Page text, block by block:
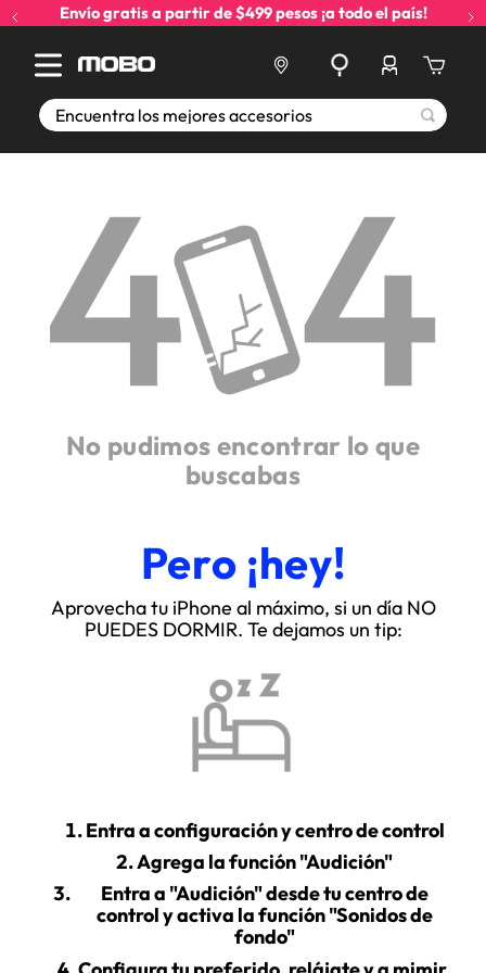
Envío gratis a partir de $499 pesos ¡a todo el país!
Encuentra los mejores accesorios
No pudimos encontrar lo que
buscabas
Pero ¡hey!
Aprovecha tu iPhone al máximo, si un día NO
PUEDES DORMIR. Te dejamos un tip:
Entra a configuración y centro de control
Agrega la función "Audición"
Entra a "Audición" desde tu centro de
control y activa la función "Sonidos de
fondo"